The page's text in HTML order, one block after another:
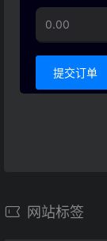
提交订单
网站标签